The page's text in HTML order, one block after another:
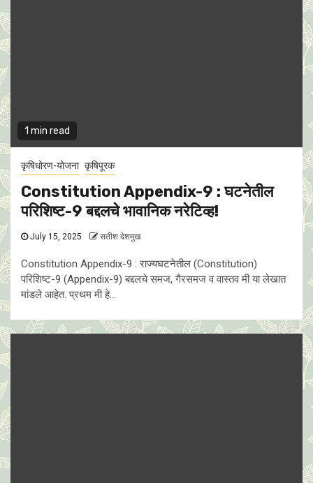
1 min read
कृषिधोरण-योजना कृषिपूरक
Constitution Appendix-9 : घटनेतील
परिशिष्ट-9 बद्दलचे भावानिक नरेटिव्ह!
July 15, 2025 सतीश देशमुख
Constitution Appendix-9 : राज्यघटनेतील (Constitution)
परिशिष्ट-9 (Appendix-9) बद्दलचे समज, गैरसमज व वास्तव मी या लेखात
मांडले आहेत. प्रथम मी हे...